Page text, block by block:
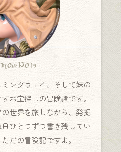
Note
ングウェイ、そして妹の
お宝探しの冒険譚です。
世界を旅しながら、発掘
ひとつずつ書き残してい
だの冒険記ですよ。